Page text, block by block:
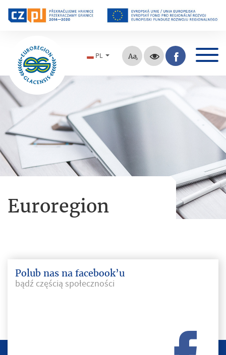
PL
Euroregion
Polub nas na facebook’u
bądź częścią społeczności